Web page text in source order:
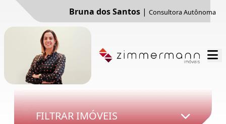
Bruna dos Santos | Consultora Autônoma
FILTRAR IMÓVEIS